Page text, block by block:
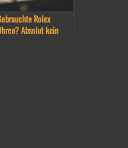
Rolex
Absolut kein